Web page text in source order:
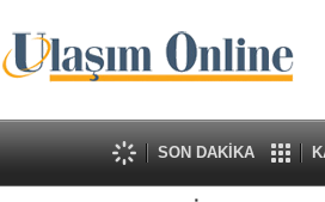
SON DAKİKA